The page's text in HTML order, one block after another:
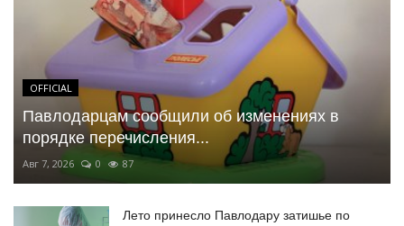
OFFICIAL
Павлодарцам сообщили об изменениях в
порядке перечисления...
Авг 7, 2026 0 87
Лето принесло Павлодару затишье по